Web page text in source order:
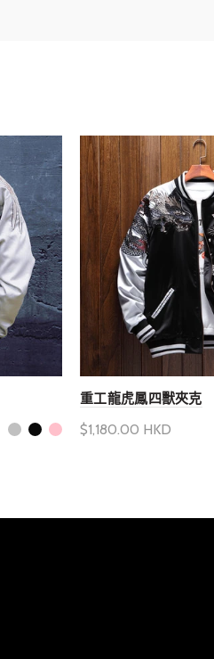
重工龍虎鳳四獸夾克
$1,180.00 HKD